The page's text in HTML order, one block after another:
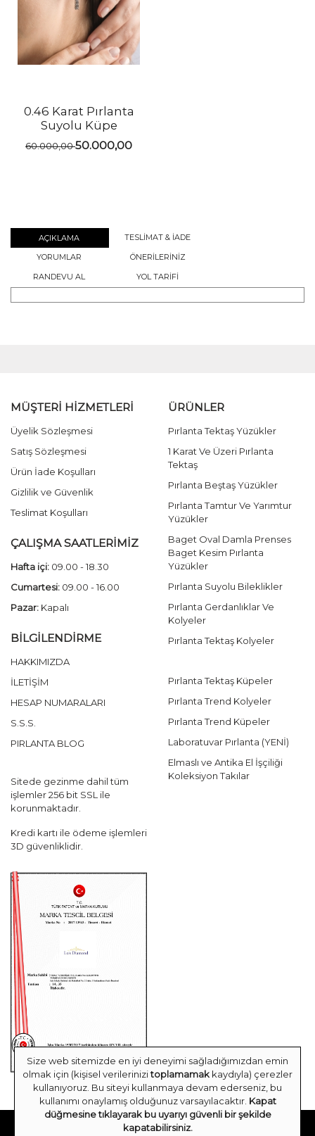
0.46 Karat Pırlanta
Suyolu Küpe
60.000,0050.000,00
AÇIKLAMA
TESLİMAT & İADE
YORUMLAR
ÖNERİLERİNİZ
RANDEVU AL
YOL TARİFİ
MÜŞTERİ HİZMETLERİ
Üyelik Sözleşmesi
Satış Sözleşmesi
Ürün İade Koşulları
Gizlilik ve Güvenlik
Teslimat Koşulları
ÇALIŞMA SAATLERİMİZ
Hafta içi: 09.00 - 18.30
Cumartesi: 09.00 - 16.00
Pazar: Kapalı
BİLGİLENDİRME
HAKKIMIZDA
İLETİŞİM
HESAP NUMARALARI
S.S.S.
PIRLANTA BLOG
Sitede gezinme dahil tüm
işlemler 256 bit SSL ile
korunmaktadır.
Kredi kartı ile ödeme işlemleri
3D güvenliklidir.
ÜRÜNLER
Pırlanta Tektaş Yüzükler
1 Karat Ve Üzeri Pırlanta
Tektaş
Pırlanta Beştaş Yüzükler
Pırlanta Tamtur Ve Yarımtur
Yüzükler
Baget Oval Damla Prenses
Baget Kesim Pırlanta
Yüzükler
Pırlanta Suyolu Bileklikler
Pırlanta Gerdanlıklar Ve
Kolyeler
Pırlanta Tektaş Kolyeler
Pırlanta Tektaş Küpeler
Pırlanta Trend Kolyeler
Pırlanta Trend Küpeler
Laboratuvar Pırlanta (YENİ)
Elmaslı ve Antika El İşçiliği
Koleksiyon Takılar
Tescilli markadır. Güvenle alışveriş yapabilirsiniz.
Size web sitemizde en iyi deneyimi sağladığımızdan emin
olmak için (kişisel verilerinizitoplamamak kaydıyla) çerezler
kullanıyoruz. Bu siteyi kullanmaya devam ederseniz, bu
kullanımı onaylamış olduğunuz varsayılacaktır. Kapat
düğmesine tıklayarak bu uyarıyı güvenli bir şekilde
kapatabilirsiniz.